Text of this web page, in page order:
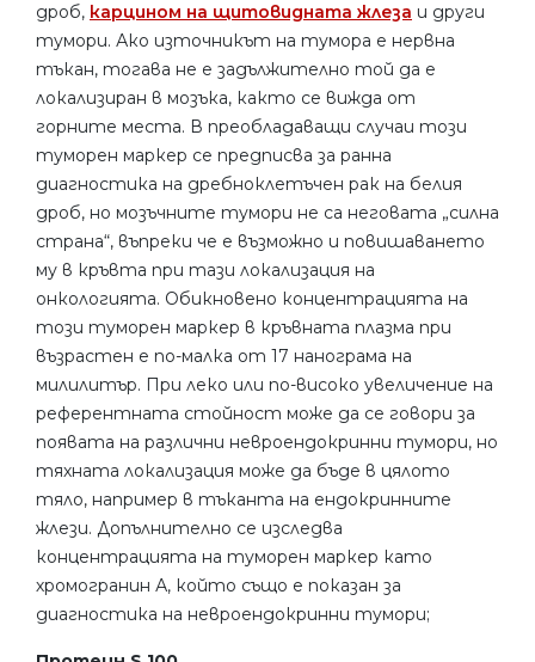
дроб, карцином на щитовидната жлеза и други
тумори. Ако източникът на тумора е нервна
тъкан, тогава не е задължително той да е
локализиран в мозъка, както се вижда от
горните места. В преобладаващи случаи този
туморен маркер се предписва за ранна
диагностика на дребноклетъчен рак на белия
дроб, но мозъчните тумори не са неговата „силна
страна“, въпреки че е възможно и повишаването
му в кръвта при тази локализация на
онкологията. Обикновено концентрацията на
този туморен маркер в кръвната плазма при
възрастен е по-малка от 17 нанограма на
милилитър. При леко или по-високо увеличение на
референтната стойност може да се говори за
появата на различни невроендокринни тумори, но
тяхната локализация може да бъде в цялото
тяло, например в тъканта на ендокринните
жлези. Допълнително се изследва
концентрацията на туморен маркер като
хромогранин А, който също е показан за
диагностика на невроендокринни тумори;